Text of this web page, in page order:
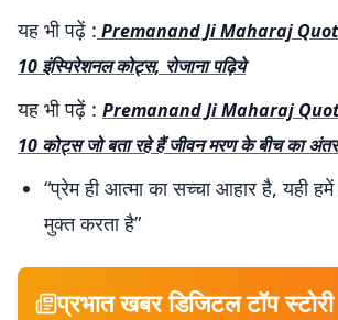
यह भी पढ़ें : Premanand Ji Maharaj
10 इंस्पिरेशनल कोट्स, रोजाना पढ़िये
यह भी पढ़ें : Premanand Ji Maharaj
10 कोट्स जो बता रहे हैं जीवन मरण के बीच का अंतर
“प्रेम ही आत्मा का सच्चा आहार है, यही
मुक्त करता है”
प्रभात खबर डिजिटल टॉप स्टोरी